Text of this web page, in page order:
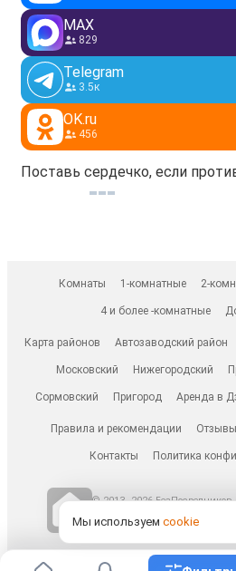
MAX
829
Telegram
3.5к
OK.ru
456
Поставь сердечко, если
Комнаты 1-комнатные 2-
4 и более -комнатные
Карта районов Автозаводский район
Московский Нижегородский
Сормовский Пригород Аренда в
Правила и рекомендации Отзывы
Контакты Политика
© 2013–2026
БесПосредника.ру /
Мы используем cookie